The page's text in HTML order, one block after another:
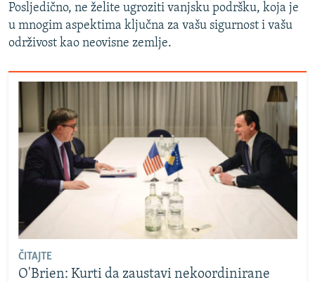
Posljedično, ne želite ugroziti vanjsku podršku, koja je
u mnogim aspektima ključna za vašu sigurnost i vašu
održivost kao neovisne zemlje.
ČITAJTE
O'Brien: Kurti da zaustavi nekoordinirane